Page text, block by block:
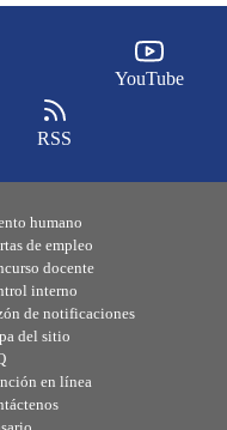
YouTube
RSS
humano
de empleo
docente
interno
de notificaciones
del sitio
en línea